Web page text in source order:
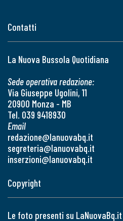
Contatti
La Nuova Bussola Quotidiana
Sede operativa redazione:
Via Giuseppe Ugolini, 11
20900 Monza - MB
Tel. 039 9418930
Email
redazione@lanuovabq.it
segreteria@lanuovabq.it
inserzioni@lanuovabq.it
Copyright
Le foto presenti su